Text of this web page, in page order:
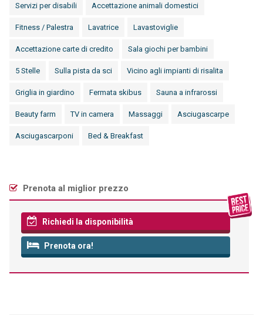
Servizi per disabili Accettazione animali domestici
Fitness / Palestra Lavatrice Lavastoviglie
Accettazione carte di credito Sala giochi per bambini
5 Stelle Sulla pista da sci Vicino agli impianti di risalita
Griglia in giardino Fermata skibus Sauna a infrarossi
Beauty farm TV in camera Massaggi Asciugascarpe
Asciugascarponi Bed & Breakfast
Prenota al miglior prezzo
Richiedi la disponibilità
Prenota ora!